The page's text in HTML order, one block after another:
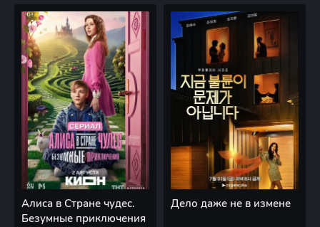
Алиса в Стране чудес.
Безумные приключения
Дело даже не в измене